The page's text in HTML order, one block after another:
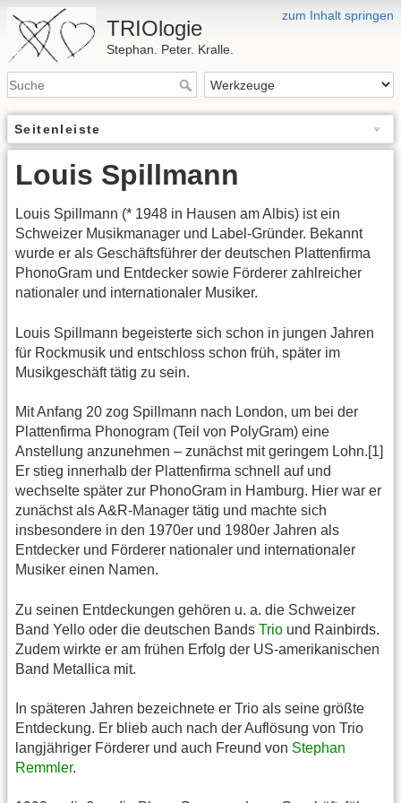
zum Inhalt springen
TRIOlogie
Stephan. Peter. Kralle.
Seitenleiste
Louis Spillmann
Louis Spillmann (* 1948 in Hausen am Albis) ist ein
Schweizer Musikmanager und Label-Gründer. Bekannt
wurde er als Geschäftsführer der deutschen Plattenfirma
PhonoGram und Entdecker sowie Förderer zahlreicher
nationaler und internationaler Musiker.
Louis Spillmann begeisterte sich schon in jungen Jahren
für Rockmusik und entschloss schon früh, später im
Musikgeschäft tätig zu sein.
Mit Anfang 20 zog Spillmann nach London, um bei der
Plattenfirma Phonogram (Teil von PolyGram) eine
Anstellung anzunehmen – zunächst mit geringem Lohn.[1]
Er stieg innerhalb der Plattenfirma schnell auf und
wechselte später zur PhonoGram in Hamburg. Hier war er
zunächst als A&R-Manager tätig und machte sich
insbesondere in den 1970er und 1980er Jahren als
Entdecker und Förderer nationaler und internationaler
Musiker einen Namen.
Zu seinen Entdeckungen gehören u. a. die Schweizer
Band Yello oder die deutschen Bands Trio und Rainbirds.
Zudem wirkte er am frühen Erfolg der US-amerikanischen
Band Metallica mit.
In späteren Jahren bezeichnete er Trio als seine größte
Entdeckung. Er blieb auch nach der Auflösung von Trio
langjähriger Förderer und auch Freund von Stephan
Remmler.